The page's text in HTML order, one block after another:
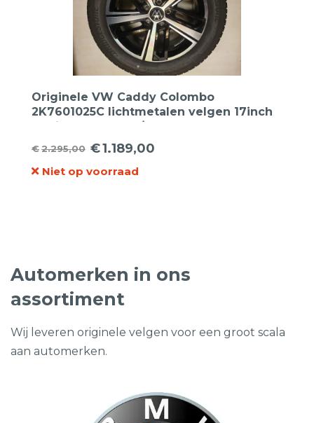
Originele VW Caddy Colombo
2K7601025C lichtmetalen velgen 17inch
+ Bridgestone 215/55R17 98H XL Zomer
€2.295,00
Oorspronkelijke
prijs
€1.189,00
Huidige
prijs
Niet op voorraad
Automerken in ons
assortiment
Wij leveren originele velgen voor een groot scala
aan automerken.